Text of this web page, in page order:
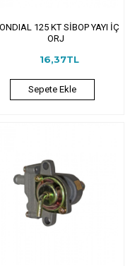
125 KT SİBOP YAYI İÇ
ORJ
16,37TL
Sepete Ekle